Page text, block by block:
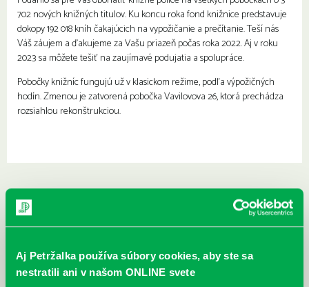
Aj Petržalka používa súbory cookies, aby ste sa
nestratili ani v našom ONLINE svete
702 nových knižných titulov. Ku koncu roka fond knižnice predstavuje
dokopy 192 018 kníh čakajúcich na vypožičanie a prečítanie. Teší nás
Váš záujem a ďakujeme za Vašu priazeň počas roka 2022. Aj v roku
2023 sa môžete tešiť na zaujímavé podujatia a spolupráce.
Pobočky knižníc fungujú už v klasickom režime, podľa výpožičných
hodín. Zmenou je zatvorená pobočka Vavilovova 26, ktorá prechádza
rozsiahlou rekonštrukciou.